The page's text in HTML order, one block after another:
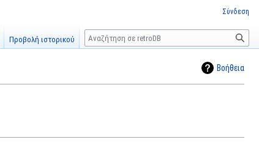
Βοήθεια
Σύνδεση
Προβολή ιστορικού
Αναζήτηση